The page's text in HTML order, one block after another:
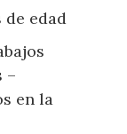
de edad
–
en la